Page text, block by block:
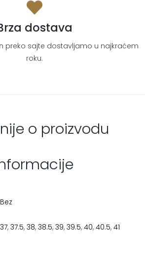
dostava
preko sajte dostavljamo u najkraćem
roku.
o proizvodu
Bez
37, 37.5, 38, 38.5, 39, 39.5, 40, 40.5, 41